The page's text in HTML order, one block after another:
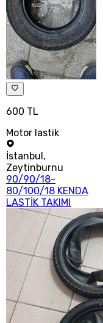
600 TL
Motor lastik
İstanbul,
Zeytinburnu
90/90/18-
80/100/18 KENDA
LASTİK TAKIMI